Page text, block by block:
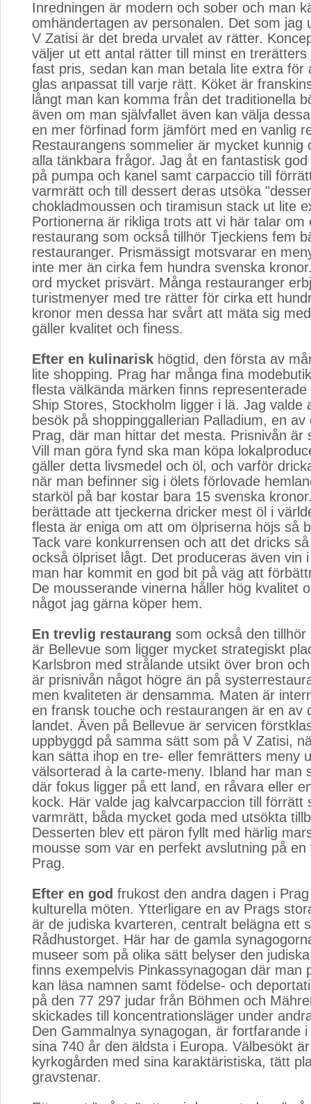
Inredningen är modern och sober och man
omhändertagen av personalen. Det som jag
V Zatisi är det breda urvalet av rätter.
väljer ut ett antal rätter till minst en
fast pris, sedan kan man betala lite extra för
glas anpassat till varje rätt. Köket är
långt man kan komma från det traditionella
även om man självfallet även kan välja
en mer förfinad form jämfört med en vanlig
Restaurangens sommelier är mycket kunnig
alla tänkbara frågor. Jag åt en fantastisk
på pumpa och kanel samt carpaccio till
varmrätt och till dessert deras utsöka
chokladmoussen och tiramisun stack ut lite
Portionerna är rikliga trots att vi här talar om
restaurang som också tillhör Tjeckiens fem
restauranger. Prismässigt motsvarar en
inte mer än cirka fem hundra svenska
ord mycket prisvärt. Många restauranger
turistmenyer med tre rätter för cirka ett
kronor men dessa har svårt att mäta sig
gäller kvalitet och finess.
Efter en kulinarisk högtid, den första av
lite shopping. Prag har många fina
flesta välkända märken finns
Ship Stores, Stockholm ligger i lä. Jag valde
besök på shoppinggallerian Palladium, en
Prag, där man hittar det mesta. Prisnivån är
Vill man göra fynd ska man köpa
gäller detta livsmedel och öl, och varför
när man befinner sig i ölets förlovade
starköl på bar kostar bara 15 svenska
berättade att tjeckerna dricker mest öl i
flesta är eniga om att om ölpriserna höjs så
Tack vare konkurrensen och att det dricks
också ölpriset lågt. Det produceras även vin
man har kommit en god bit på väg att
De mousserande vinerna håller hög kvalitet
något jag gärna köper hem.
En trevlig restaurang som också den tillhör
är Bellevue som ligger mycket strategiskt
Karlsbron med strålande utsikt över bron
är prisnivån något högre än på
men kvaliteten är densamma. Maten är
en fransk touche och restaurangen är en av
landet. Även på Bellevue är servicen
uppbyggd på samma sätt som på V Zatisi,
kan sätta ihop en tre- eller femrätters meny
välsorterad à la carte-meny. Ibland har man
där fokus ligger på ett land, en råvara eller
kock. Här valde jag kalvcarpaccion till förrätt
varmrätt, båda mycket goda med utsökta
Desserten blev ett päron fyllt med härlig
mousse som var en perfekt avslutning på en
Prag.
Efter en god frukost den andra dagen i
kulturella möten. Ytterligare en av Prags
är de judiska kvarteren, centralt belägna ett
Rådhustorget. Här har de gamla
museer som på olika sätt belyser den
finns exempelvis Pinkassynagogan där man
kan läsa namnen samt födelse- och
på den 77 297 judar från Böhmen och
skickades till koncentrationsläger under
Den Gammalnya synagogan, är fortfarande
sina 740 år den äldsta i Europa. Välbesökt
kyrkogården med sina karaktäristiska, tätt
gravstenar.